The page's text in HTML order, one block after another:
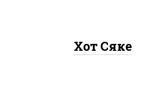
Хот Сяке